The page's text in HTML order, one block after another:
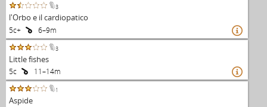
3
l'Orbo e il cardiopatico
5c+ 6–9m 
3
Little fishes
5c 11–14m 
1
Aspide